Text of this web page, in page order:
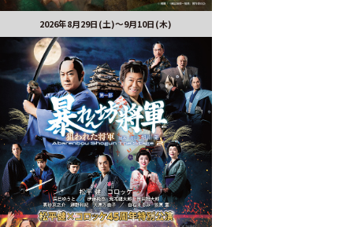
2026年8月29日(土)〜9月10日(木)